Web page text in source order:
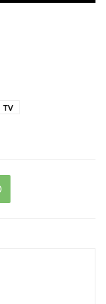
TV